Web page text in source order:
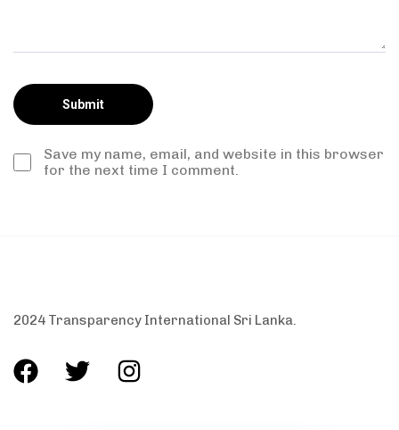
Save my name, email, and website in this browser
for the next time I comment.
2024 Transparency International Sri Lanka.